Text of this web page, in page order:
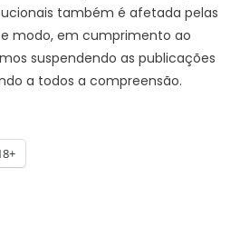
também é afetada pelas
modo, em cumprimento ao
suspendendo as publicações
a todos a compreensão.